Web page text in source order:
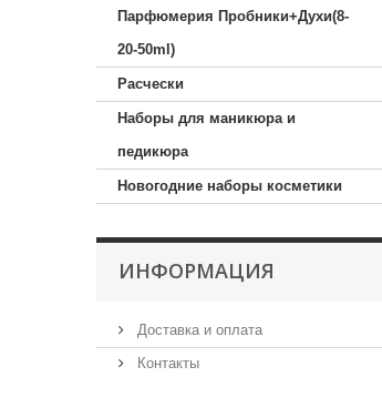
Парфюмерия Пробники+Духи(8-
20-50ml)
Расчески
Наборы для маникюра и
педикюра
Новогодние наборы косметики
ИНФОРМАЦИЯ
Доставка и оплата
Контакты